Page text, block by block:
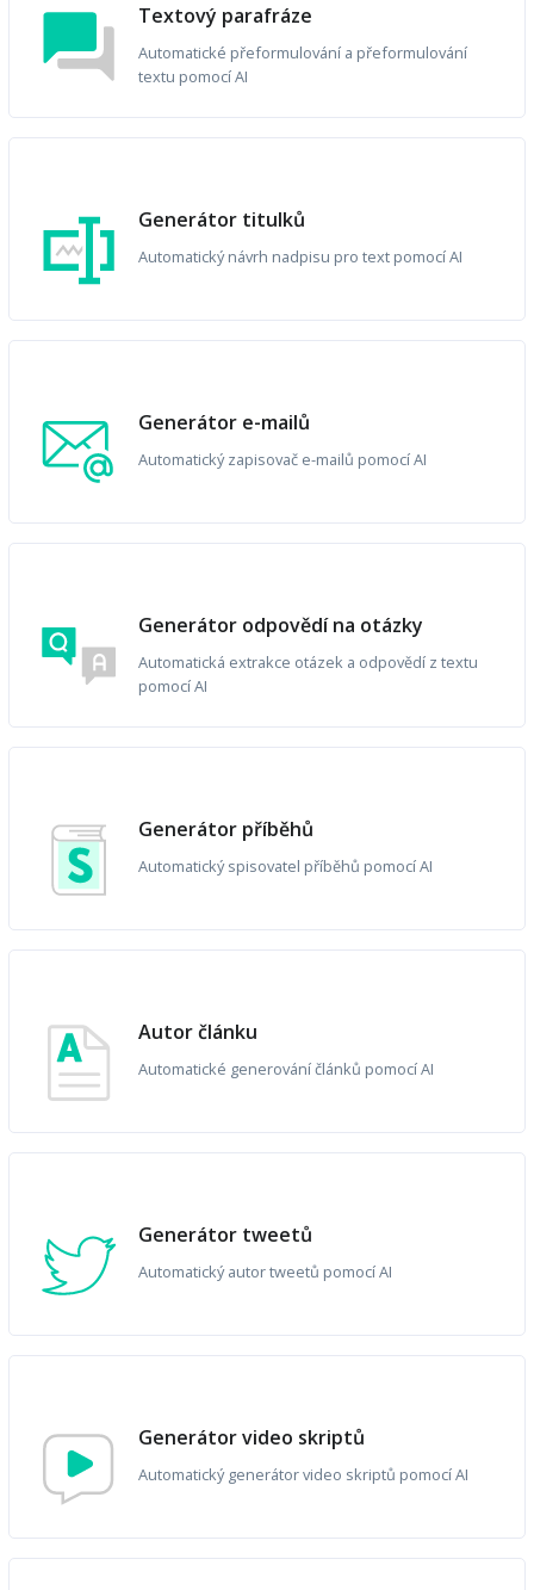
Textový parafráze
Automatické přeformulování a přeformulování
textu pomocí AI
Generátor titulků
Automatický návrh nadpisu pro text pomocí AI
Generátor e-mailů
Automatický zapisovač e-mailů pomocí AI
Generátor odpovědí na otázky
Automatická extrakce otázek a odpovědí z textu
pomocí AI
Generátor příběhů
Automatický spisovatel příběhů pomocí AI
Autor článku
Automatické generování článků pomocí AI
Generátor tweetů
Automatický autor tweetů pomocí AI
Generátor video skriptů
Automatický generátor video skriptů pomocí AI